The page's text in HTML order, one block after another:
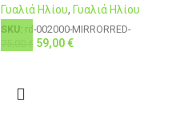
Γυαλιά Ηλίου, Γυαλιά Ηλίου
SKU: rd-002000-MIRRORRED-
€ 59,00€